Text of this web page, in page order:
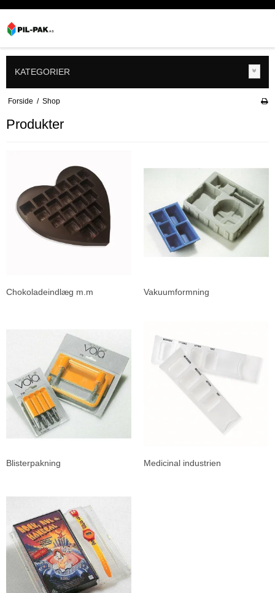
KATEGORIER
Forside / Shop
Produkter
Chokoladeindlæg m.m Vakuumformning
Blisterpakning Medicinal industrien